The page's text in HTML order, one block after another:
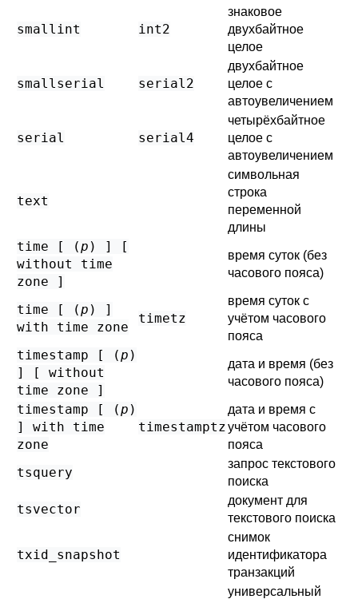
smallint int2
знаковое
двухбайтное
целое
smallserial serial2
двухбайтное
целое с
автоувеличением
serial serial4
четырёхбайтное
целое с
автоувеличением
text
символьная
строка
переменной
длины
time [ (p ) ] [
without time
zone ]
время суток (без
часового пояса)
time [ (p ) ]
with time zone
timetz
время суток с
учётом часового
пояса
timestamp [ (p )
] [ without
time zone ]
дата и время (без
часового пояса)
timestamp [ (p )
] with time
zone
timestamptz
дата и время с
учётом часового
пояса
tsquery
запрос текстового
поиска
tsvector
документ для
текстового поиска
txid_snapshot
снимок
идентификатора
транзакций
универсальный